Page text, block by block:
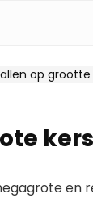
op grootte
en